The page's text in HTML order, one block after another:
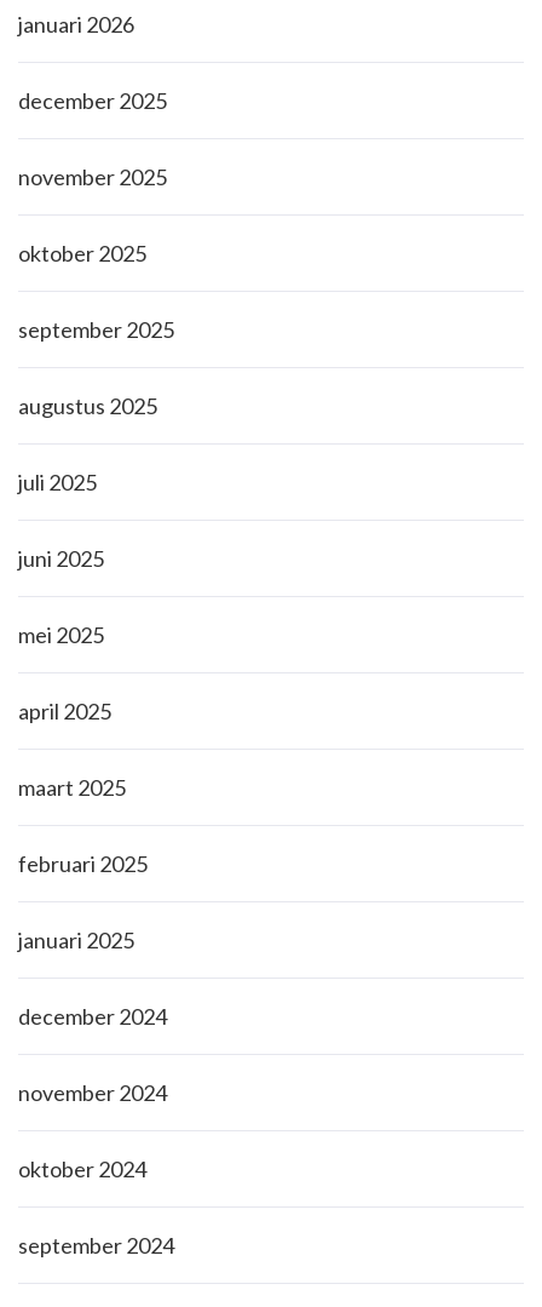
januari 2026
december 2025
november 2025
oktober 2025
september 2025
augustus 2025
juli 2025
juni 2025
mei 2025
april 2025
maart 2025
februari 2025
januari 2025
december 2024
november 2024
oktober 2024
september 2024